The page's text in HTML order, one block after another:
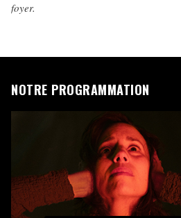
foyer.
NOTRE PROGRAMMATION